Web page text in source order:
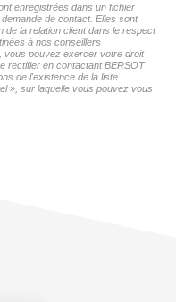
enregistrées dans un fichier
de contact. Elles sont
la relation client dans le respect
à nos conseillers
vous pouvez exercer votre droit
rectifier en contactant BERSOT
de l'existence de la liste
», sur laquelle vous pouvez vous